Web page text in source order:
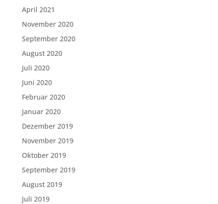
April 2021
November 2020
September 2020
August 2020
Juli 2020
Juni 2020
Februar 2020
Januar 2020
Dezember 2019
November 2019
Oktober 2019
September 2019
August 2019
Juli 2019